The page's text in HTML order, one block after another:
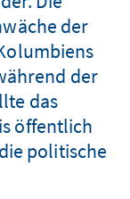
der
der
das
öffentlich
politische